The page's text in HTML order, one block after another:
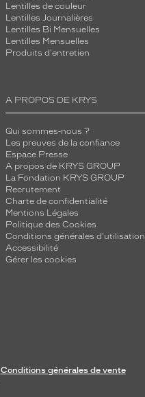
Lentilles de couleur
Lentilles Journalières
Lentilles Bi Mensuelles
Lentilles Mensuelles
Produits d'entretien
A PROPOS DE KRYS
Qui sommes-nous ?
Les preuves de la confiance
Espace Presse
A propos de KRYS GROUP
La Fondation KRYS GROUP
Recrutement
Charte de confidentialité
Mentions Légales
Politique des Cookies
Conditions générales d'utilisation
Accessibilité
Gérer les cookies
Conditions générales de vente